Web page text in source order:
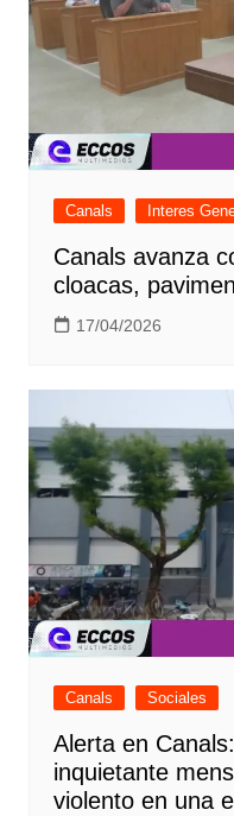
Canals Interes
Canals avanza
cloacas,
17/04/2026
Canals Sociales
Alerta en
inquietante
violento en una